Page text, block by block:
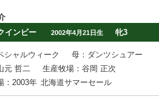
インビー
2002年4月21日生 牝3
シャルウィーク
母：ダンツシュアー
元 哲二
生産牧場：谷岡 正次
：2003年 北海道サマーセール